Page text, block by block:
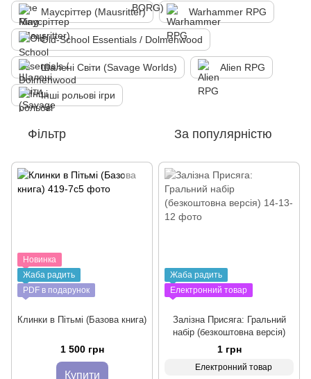
Маусріттер (Mausritter) Warhammer RPG
Old-School Essentials / Dolmenwood
Шалені Світи (Savage Worlds) Alien RPG
Інші рольові ігри
Фільтр За популярністю
Новинка
Жаба радить
PDF в подарунок
Клинки в Пітьмі (Базова книга)
1 500 грн
Купити
Жаба радить
Електронний товар
Залізна Присяга: Гральний
набір (безкоштовна версія)
1 грн
Електронний товар